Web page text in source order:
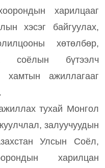
харилцааг
хэсэг байгуулах,
хөтөлбөр,
соёлын бүтээлч
хамтын ажиллагааг
тухай Монгол
залуучуудын
Улсын Соёл,
харилцан